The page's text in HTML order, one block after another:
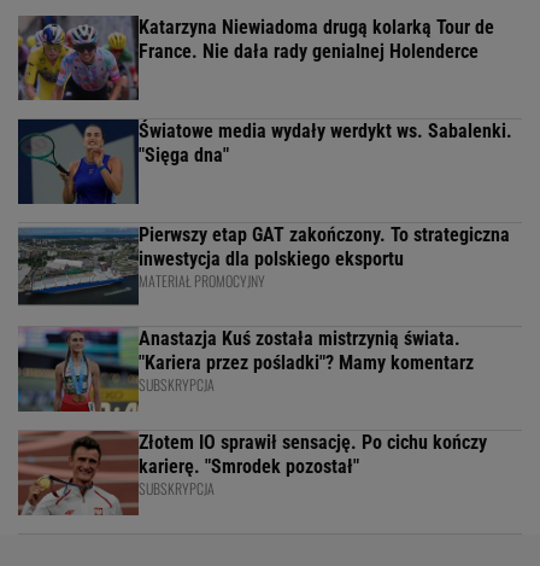
Katarzyna Niewiadoma drugą kolarką Tour de
France. Nie dała rady genialnej Holenderce
Światowe media wydały werdykt ws. Sabalenki.
"Sięga dna"
Pierwszy etap GAT zakończony. To strategiczna
inwestycja dla polskiego eksportu
MATERIAŁ PROMOCYJNY
Anastazja Kuś została mistrzynią świata.
"Kariera przez pośladki"? Mamy komentarz
SUBSKRYPCJA
Złotem IO sprawił sensację. Po cichu kończy
karierę. "Smrodek pozostał"
SUBSKRYPCJA